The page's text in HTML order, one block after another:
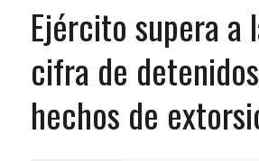
Ejército supera a
cifra de
hechos de